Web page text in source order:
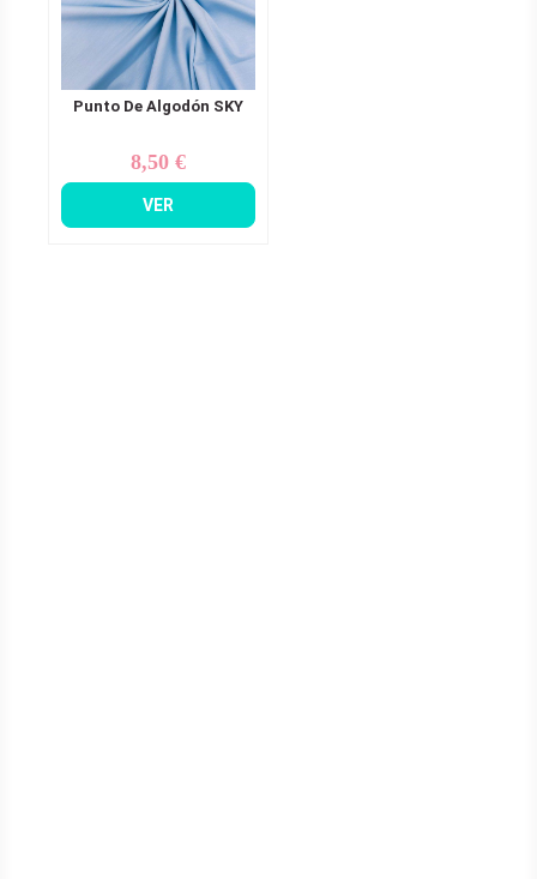
Punto De Algodón SKY
Precio
8,50 €
VER